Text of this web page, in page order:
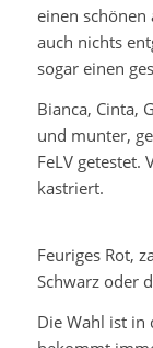
einen
auch nichts
sogar einen
Bianca, Cinta,
und munter,
FeLV getestet.
kastriert.
Feuriges Rot,
Schwarz oder
Die Wahl ist in